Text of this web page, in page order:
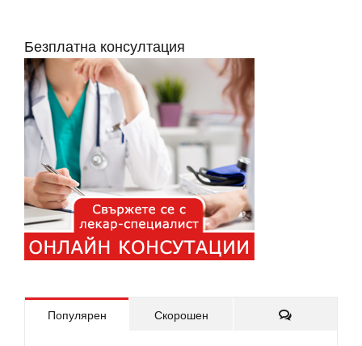
Безплатна консултация
Популярен Скорошен Коментари